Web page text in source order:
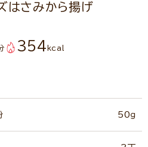
はさみから揚げ
354 kcal
50ｇ